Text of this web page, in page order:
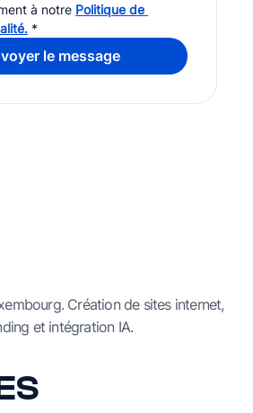
à notre Politique de
*
le message
Création de sites internet,
et intégration IA.